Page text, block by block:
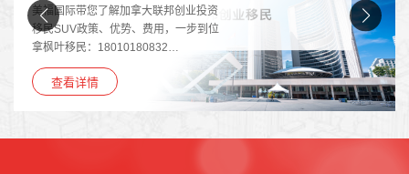
大联邦创业投资
费用，一步到位
请，加拿大联邦自雇移民
析，欢迎文化、艺术、体
来咨询：18010180832…
查看详情